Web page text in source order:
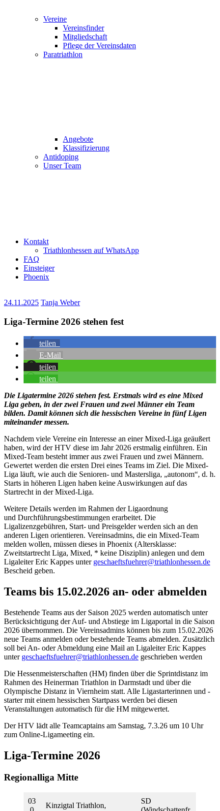
Vereine
Vereinsfinder
Mitgliedschaft
Pflege der Vereinsdaten
Paratriathlon
Angebote
Klassifizierung
Antidoping
Unser Team
Kontakt
Triathlonhessen auf WhatsApp
FAQ
Einsteiger
Phoenix
24.11.2025 Tanja Weber
Liga-Termine 2026 stehen fest
teilen
E-Mail
teilen
teilen
Die Ligatermine 2026 stehen fest. Erstmals wird es eine Mixed
Liga geben, in der zwei Frauen und zwei Männer ein Team
bilden. Damit können sich die hessischen Vereine in fünf Ligen
miteinander messen.
Nachdem viele Vereine ein Interesse an einer Mixed-Liga geäußert
haben, wird der HTV diese im Jahr 2026 erstmalig einführen. Ein
Mixed-Team besteht immer aus zwei Frauen und zwei Männern.
Gewertet werden die ersten Drei eines Teams im Ziel. Die Mixed-
Liga läuft, wie auch die Senioren- und Mastersliga, „autonom“, d. h.
Starts in höheren Ligen haben keine Auswirkungen auf das
Startrecht in der Mixed-Liga.
Weitere Details werden im Rahmen der Ligaordnung
und Durchführungsbestimmungen erarbeitet. Die
Ligalizenzgebühren, Start- und Preisgelder werden sich an den
anderen Ligen orientieren. Vereinsadmins, die ein Mixed-Team
melden wollen, müssen dieses in Phoenix (Altersklasse:
Zweitstartrecht Liga, Mixed, * keine Disziplin) anlegen und dem
Ligaleiter Eric Kappes unter geschaeftsfuehrer@triathlonhessen.de
Bescheid geben.
Teams bis 15.02.2026 an- oder abmelden
Bestehende Teams aus der Saison 2025 werden automatisch unter
Berücksichtigung der Auf- und Abstiege im Ligaportal in die Saison
2026 übernommen. Die Vereinsadmins können bis zum 15.02.2026
neue Teams anmelden oder bestehende Teams abmelden. Zusätzlich
soll bei An- oder Abmeldung eine Mail an Ligaleiter Eric Kappes
unter geschaeftsfuehrer@triathlonhessen.de geschrieben werden
Die Hessenmeisterschaften (HM) finden über die Sprintdistanz im
Rahmen des Heinerman Triathlon in Darmstadt und über die
Olympische Distanz in Viernheim statt. Alle Ligastarterinnen und -
starter mit einem hessischen Startpass werden bei diesen
Veranstaltungen automatisch für die HM mitgewertet.
Der HTV lädt alle Teamcaptains am Samstag, 7.3.26 um 10 Uhr
zum Online-Ligameeting ein.
Liga-Termine 2026
Regionalliga Mitte
03
Kinzigtal Triathlon,
SD